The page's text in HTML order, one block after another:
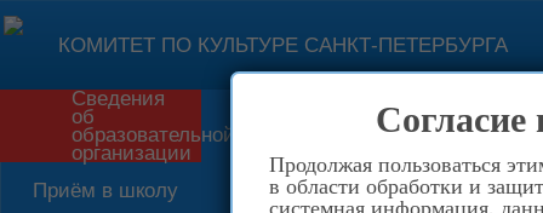
Согласие
Продолжая пользоваться
в области обработки и
системная информация,
КОМИТЕТ ПО КУЛЬТУРЕ САНКТ-ПЕТЕРБУРГА
Форма обратной связи
Сведения
об
образовательной
организации
Приём в школу